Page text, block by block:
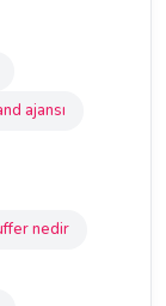
ajansı
nedir